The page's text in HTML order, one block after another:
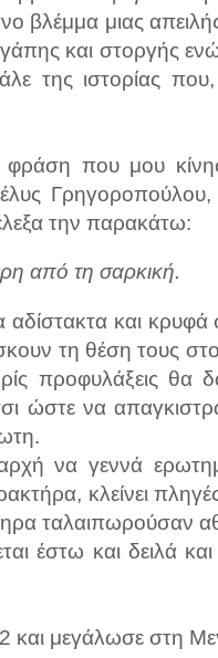
βλέμμα μιας
και στοργής
της ιστορίας
που μου
την παρακάτω:
από τη σαρκική.
και κρυφά
τη θέση τους
προφυλάξεις θα
ώστε να
να γεννά
κλείνει
ταλαιπωρούσαν
έστω και δειλά και
και μεγάλωσε στη